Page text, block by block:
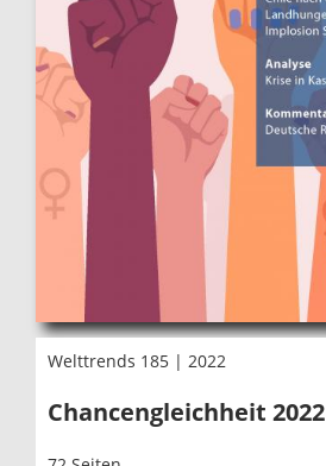
Welttrends 185 | 2022
Chancengleichheit 2022